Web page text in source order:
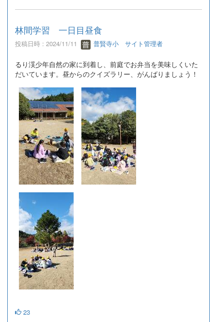
林間学習 一日目昼食
投稿日時 : 2024/11/11 普賢寺小 サイト管理者
るり渓少年自然の家に到着し、前庭でお弁当を美味しくいた
だいています。昼からのクイズラリー、がんばりましょう！
23